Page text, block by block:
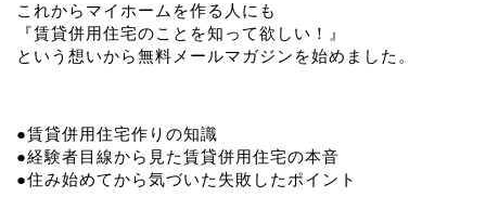
これからマイホームを作る人にも
『賃貸併用住宅のことを知って欲しい！』
という想いから無料メールマガジンを始めました。
●賃貸併用住宅作りの知識
●経験者目線から見た賃貸併用住宅の本音
●住み始めてから気づいた失敗したポイント